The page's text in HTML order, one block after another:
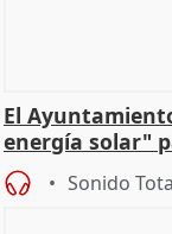
El
energía solar"
Sonido